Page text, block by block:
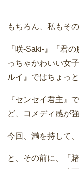
もちろん、私もそ
『咲-Saki-』『君
っちゃかわいい女
ルイ』ではちょっ
『センセイ君主』
ど、コメディ感が
今回、満を持して
と、その前に、『